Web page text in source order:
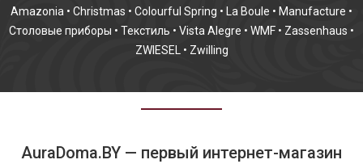
Amazonia • Christmas • Colourful Spring • La Boule • Manufacture •
Столовые приборы • Текстиль • Vista Alegre • WMF • Zassenhaus •
ZWIESEL
• Zwilling
AuraDoma.BY — первый интернет-магазин